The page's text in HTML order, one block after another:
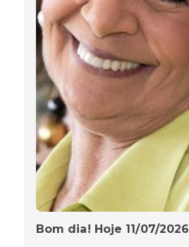
Bom dia! Hoje 11/07/2026